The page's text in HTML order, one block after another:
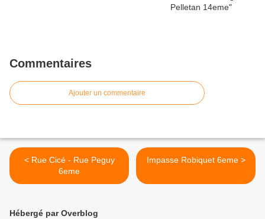
Commentaires
Ajouter un commentaire
< Rue Cicé - Rue Peguy
6eme
Impasse Robiquet 6eme >
Hébergé par Overblog